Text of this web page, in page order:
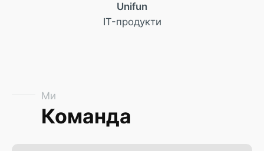
Unifun
IT-продукти
Ми
Команда